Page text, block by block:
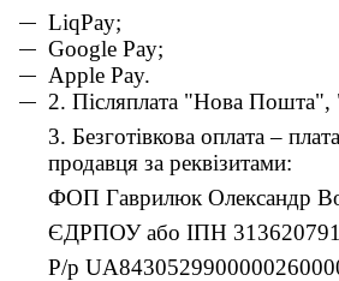
LiqPay;
Google Pay;
Apple Pay.
2. Післяплата "Нова Пошта",
3. Безготівкова оплата –
продавця за реквізитами:
ФОП Гаврилюк Олександр
ЄДРПОУ або ІПН
Р/р